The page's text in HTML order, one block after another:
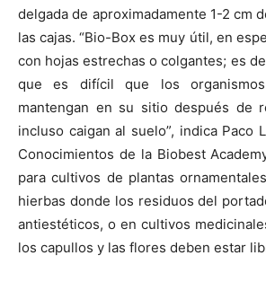
delgada de aproximadamente 1-2 cm
las cajas. “Bio-Box es muy útil, en
con hojas estrechas o colgantes; es
que es difícil que los
mantengan en su sitio después de
incluso caigan al suelo”, indica Paco
Conocimientos de la Biobest
para cultivos de plantas
hierbas donde los residuos del
antiestéticos, o en cultivos
los capullos y las flores deben estar